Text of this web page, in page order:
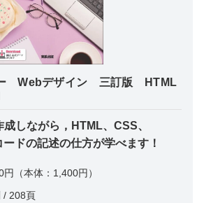
Webデザイン 三訂版 HTML
しながら，HTML、CSS、
ドの記述の仕方が学べます！
円（本体：1,400円）
/ 208頁